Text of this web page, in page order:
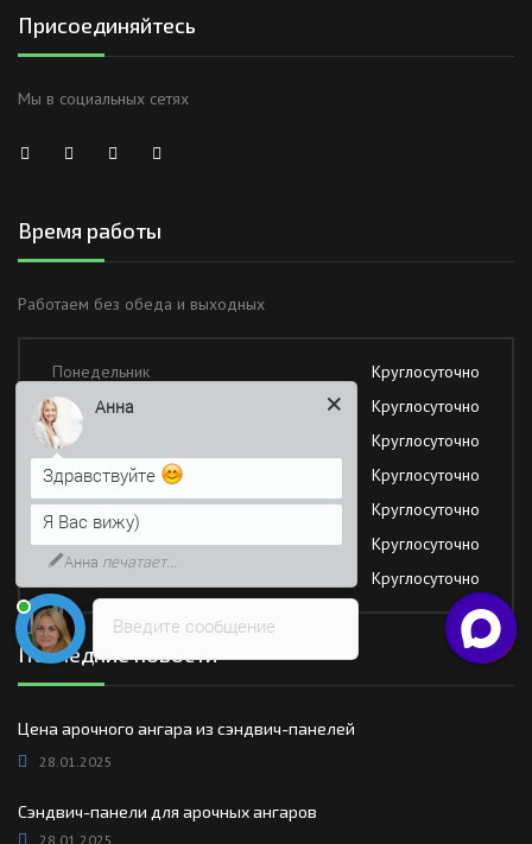
Присоединяйтесь
Мы в социальных сетях
Время работы
Работаем без обеда и выходных
Понедельник
Круглосуточно
Вторник
Круглосуточно
Среда
Круглосуточно
Четверг
Круглосуточно
Пятница
Круглосуточно
Суббота
Круглосуточно
Круглосуточно
Последние новости
Цена арочного ангара из сэндвич-панелей
28.01.2025
Сэндвич-панели для арочных ангаров
28.01.2025
Введите сообщение
Анна
Здравствуйте
Я Вас вижу)
Анна печатает...